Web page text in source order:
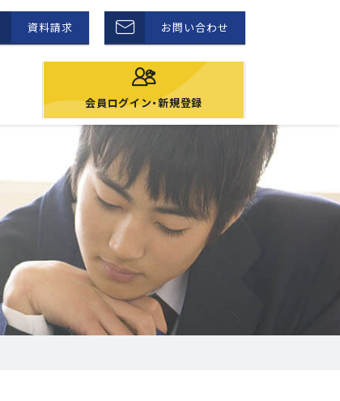
資料請求 お問い合わせ
会員ログイン・新規登録